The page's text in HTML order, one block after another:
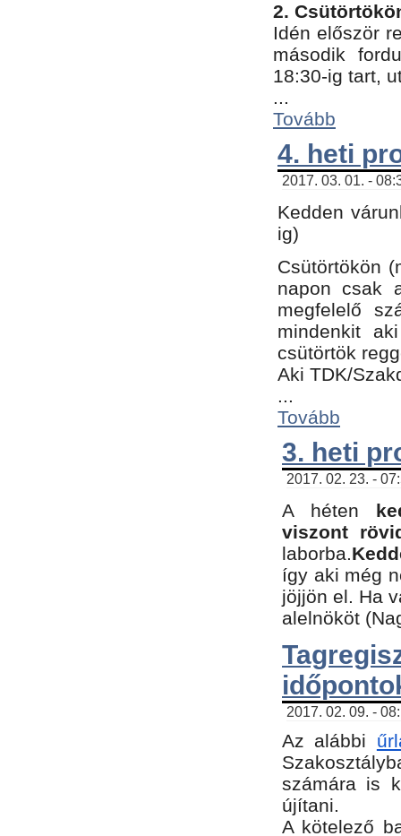
2.
Idén először
második
18:30-ig tart,
...
Tovább
4. heti
2017. 03. 01. -
Kedden
ig)
Csütörtökön
napon csak
megfelelő
mindenkit
csütörtök
Aki TDK/
...
Tovább
3. heti
2017. 02. 23. -
A héten
viszont
laborba.
így aki még
jöjjön el. Ha
alelnököt
2017. 02. 09. -
Az alábbi
számára is
újítani.
​A kötelező